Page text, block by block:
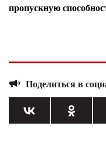
пропускную
Поделиться в